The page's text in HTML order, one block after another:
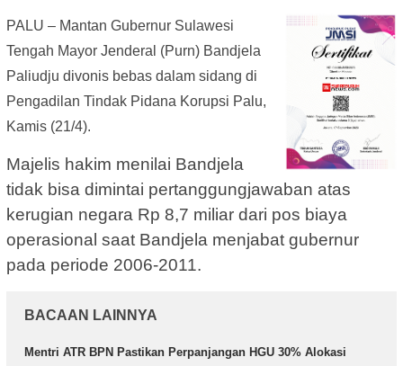
PALU – Mantan Gubernur Sulawesi
Tengah Mayor Jenderal (Purn) Bandjela
Paliudju divonis bebas dalam sidang di
Pengadilan Tindak Pidana Korupsi Palu,
Kamis (21/4).
Majelis hakim menilai Bandjela
tidak bisa dimintai pertanggungjawaban atas
kerugian negara Rp 8,7 miliar dari pos biaya
operasional saat Bandjela menjabat gubernur
pada periode 2006-2011.
BACAAN LAINNYA
Mentri ATR BPN Pastikan Perpanjangan HGU 30% Alokasi